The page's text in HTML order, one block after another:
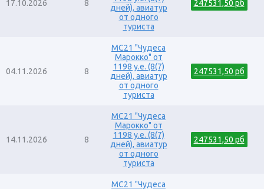
17.10.2026 8
дней), авиатур
от одного
туриста
247531,50 рб
04.11.2026 8
MC21 "Чудеса
Марокко" от
1198 у.е. (8(7)
дней), авиатур
от одного
туриста
247531,50 рб
14.11.2026 8
MC21 "Чудеса
Марокко" от
1198 у.е. (8(7)
дней), авиатур
от одного
туриста
247531,50 рб
MC21 "Чудеса